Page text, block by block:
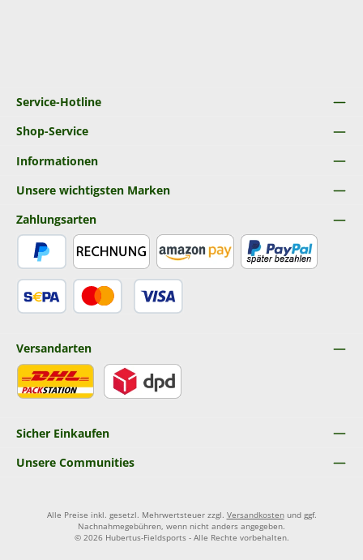
Service-Hotline
Shop-Service
Informationen
Unsere wichtigsten Marken
Sicher Einkaufen
Unsere Communities
Zahlungsarten
Versandarten
Alle Preise inkl. gesetzl. Mehrwertsteuer zzgl. Versandkostenund ggf.
Nachnahmegebühren, wenn nicht anders angegeben.
© 2026 Hubertus-Fieldsports - Alle Rechte vorbehalten.